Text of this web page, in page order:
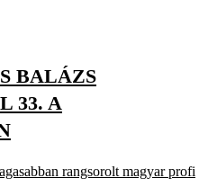
BALÁZS
33. A
rangsorolt magyar profi